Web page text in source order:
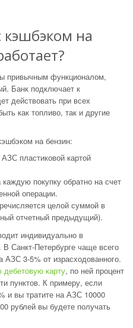
кэшбэком на
привычным функционалом,
Банк подключает к
действовать при всех
как топливо, так и другие
на бензин:
пластиковой картой
покупку обратно на счет
операции.
целой суммой в
отчетный предыдущий).
индивидуально в
Санкт-Петербурге чаще всего
АЗС 3-5% от израсходованного.
дебетовую карту, по ней процент
пунктов. К примеру, если
и вы тратите на АЗС 10000
рублей вы будете получать